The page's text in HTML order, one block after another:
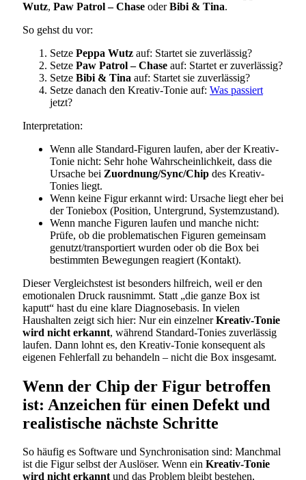
Wutz, Paw Patrol – Chase oderBibi & Tina.
So gehst du vor:
Setze Peppa Wutz auf: Startet sie zuverlässig?
Setze Paw Patrol – Chase auf: Startet er zuverlässig?
Setze Bibi & Tina auf: Startet sie zuverlässig?
Setze danach den Kreativ-Tonie auf: Was passiert
jetzt?
Interpretation:
Wenn alle Standard-Figuren laufen, aber der Kreativ-
Tonie nicht: Sehr hohe Wahrscheinlichkeit, dass die
Ursache bei Zuordnung/Sync/Chip des Kreativ-
Tonies liegt.
Wenn keine Figur erkannt wird: Ursache liegt eher bei
der Toniebox (Position, Untergrund, Systemzustand).
Wenn manche Figuren laufen und manche nicht:
Prüfe, ob die problematischen Figuren gemeinsam
genutzt/transportiert wurden oder ob die Box bei
bestimmten Bewegungen reagiert (Kontakt).
Dieser Vergleichstest ist besonders hilfreich, weil er den
emotionalen Druck rausnimmt. Statt „die ganze Box ist
kaputt“ hast du eine klare Diagnosebasis. In vielen
Haushalten zeigt sich hier: Nur ein einzelnerKreativ-Tonie
wird nicht erkannt, während Standard-Tonies zuverlässig
laufen. Dann lohnt es, den Kreativ-Tonie konsequent als
eigenen Fehlerfall zu behandeln – nicht die Box insgesamt.
Wenn der Chip der Figur betroffen
ist: Anzeichen für einen Defekt und
realistische nächste Schritte
So häufig es Software und Synchronisation sind: Manchmal
ist die Figur selbst der Auslöser. Wenn ein Kreativ-Tonie
wird nicht erkanntund das Problem bleibt bestehen,